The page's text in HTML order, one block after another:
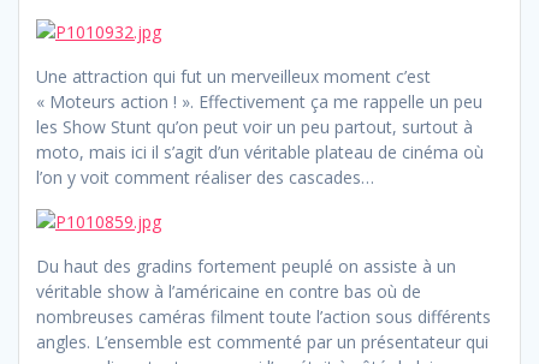
Une attraction qui fut un merveilleux moment c’est
« Moteurs action ! ». Effectivement ça me rappelle un peu
les Show Stunt qu’on peut voir un peu partout, surtout à
moto, mais ici il s’agit d’un véritable plateau de cinéma où
l’on y voit comment réaliser des cascades…
Du haut des gradins fortement peuplé on assiste à un
véritable show à l’américaine en contre bas où de
nombreuses caméras filment toute l’action sous différents
angles. L’ensemble est commenté par un présentateur qui